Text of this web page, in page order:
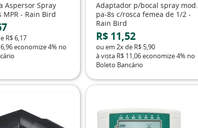
Aspersor Spray
MPR - Rain Bird
R$ 6,17
economize4% no
Adaptador p/bocal spray mod.
pa-8s c/rosca femea de 1/2 -
Rain Bird
R$ 11,52
ou em 2xde R$ 5,90
à vista R$ 11,06economize4% no
Boleto Bancário